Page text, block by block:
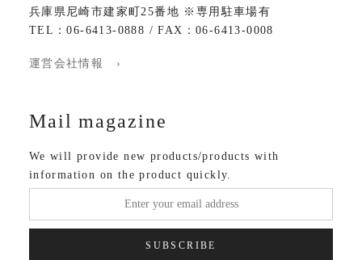
兵庫県尼崎市建家町25番地 ※専用駐車場有
TEL：06-6413-0888 / FAX：06-6413-0008
運営会社情報 ›
Mail magazine
We will provide new products/products with
information on the product quickly.
SUBSCRIBE